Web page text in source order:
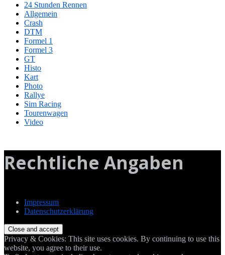
24 Stunden Rennen
Allgemein
Crash
DTM
Formel 1
Formel 3
GT
Histo
Kart
Photo
Rallye
Sim Racing
Tourenwagen
Video
Rechtliche Angaben
Impressum
Datenschutzerklärung
Privacy & Cookies: This site uses cookies. By continuing to use this
website, you agree to their use.